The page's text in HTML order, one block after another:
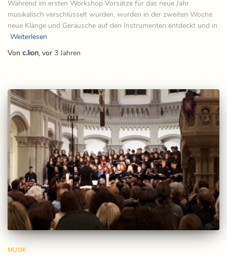
Während im ersten Workshop Vorsätze für das neue Jahr
musikalisch verschlüsselt wurden, wurden in der zweiten Woche
neue Klänge und Geräusche auf den Instrumenten entdeckt und in
Weiterlesen
Von c.lion, vor 3 Jahren
MUSIK